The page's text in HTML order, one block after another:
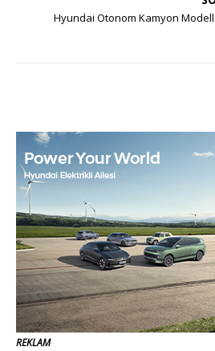
Hyundai Otonom Kamyon
REKLAM